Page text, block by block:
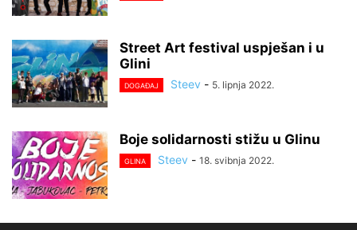
Street Art festival uspješan i u
Glini
DOGAĐAJ Steev - 5. lipnja 2022.
Boje solidarnosti stižu u Glinu
GLINA Steev - 18. svibnja 2022.